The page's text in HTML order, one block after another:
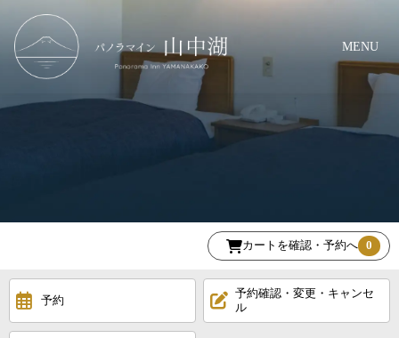
MENU
カートを確認・予約へ 0
予約
予約確認・変更・キャンセ
ル